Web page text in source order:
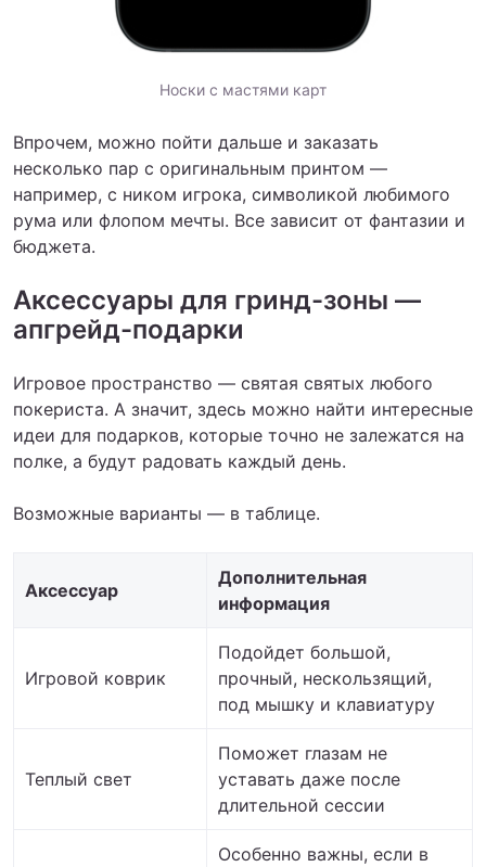
Носки с мастями карт
Впрочем, можно пойти дальше и заказать
несколько пар с оригинальным принтом —
например, с ником игрока, символикой любимого
рума или флопом мечты. Все зависит от фантазии и
бюджета.
Аксессуары для гринд-зоны —
апгрейд-подарки
Игровое пространство — святая святых любого
покериста. А значит, здесь можно найти интересные
идеи для подарков, которые точно не залежатся на
полке, а будут радовать каждый день.
Возможные варианты — в таблице.
Аксессуар
Дополнительная
информация
Игровой коврик
Подойдет большой,
прочный, нескользящий,
под мышку и клавиатуру
Теплый свет
Поможет глазам не
уставать даже после
длительной сессии
Особенно важны, если в